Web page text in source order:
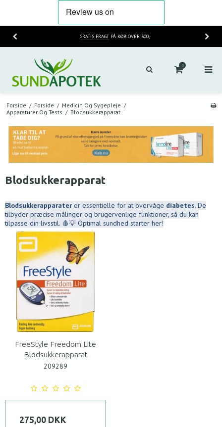
HURTIG LEVERING
0
Forside / Forside / Medicin Og Sygepleje /
Apparaturer Og Tests / Blodsukkerapparat
Blodsukkerapparat
Blodsukkerapparater er essentielle for at overvåge diabetes. De
tilbyder præcise målinger og brugervenlige funktioner, så du kan
tilpasse din livsstil. 🩸💡 Optimal sundhed starter her!
FreeStyle Freedom Lite
Blodsukkerapparat
209289
275,00 DKK